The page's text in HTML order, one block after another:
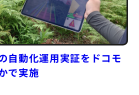
自動化運用実証をドコモ
で実施